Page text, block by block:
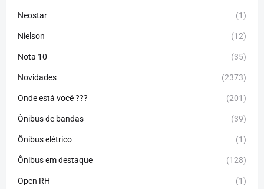
Neostar (1)
Nielson (12)
Nota 10 (35)
Novidades (2373)
Onde está você ??? (201)
Ônibus de bandas (39)
Ônibus elétrico (1)
Ônibus em destaque (128)
Open RH (1)